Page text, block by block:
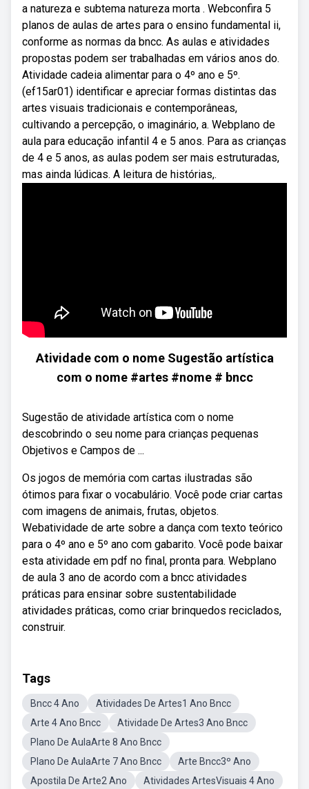
a natureza e subtema natureza morta . Webconfira 5
planos de aulas de artes para o ensino fundamental ii,
conforme as normas da bncc. As aulas e atividades
propostas podem ser trabalhadas em vários anos do.
Atividade cadeia alimentar para o 4º ano e 5º.
(ef15ar01) identificar e apreciar formas distintas das
artes visuais tradicionais e contemporâneas,
cultivando a percepção, o imaginário, a. Webplano de
aula para educação infantil 4 e 5 anos. Para as crianças
de 4 e 5 anos, as aulas podem ser mais estruturadas,
mas ainda lúdicas. A leitura de histórias,.
Atividade com o nome Sugestão artística
com o nome #artes #nome # bncc
Sugestão de atividade artística com o nome
descobrindo o seu nome para crianças pequenas
Objetivos e Campos de ...
Os jogos de memória com cartas ilustradas são
ótimos para fixar o vocabulário. Você pode criar cartas
com imagens de animais, frutas, objetos.
Webatividade de arte sobre a dança com texto teórico
para o 4º ano e 5º ano com gabarito. Você pode baixar
esta atividade em pdf no final, pronta para. Webplano
de aula 3 ano de acordo com a bncc atividades
práticas para ensinar sobre sustentabilidade
atividades práticas, como criar brinquedos reciclados,
construir.
Tags
Bncc 4 Ano
Atividades De Artes1 Ano Bncc
Arte 4 Ano Bncc
Atividade De Artes3 Ano Bncc
Plano De AulaArte 8 Ano Bncc
Plano De AulaArte 7 Ano Bncc
Arte Bncc3º Ano
Apostila De Arte2 Ano
Atividades ArtesVisuais 4 Ano